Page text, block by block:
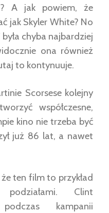
A jak powiem, że
jak Skyler White? No
była chyba najbardziej
ona również
to kontynuuje.
Scorsese kolejny
współczesne,
kino nie trzeba być
już 86 lat, a nawet
ten film to przykład
Clint
kampanii